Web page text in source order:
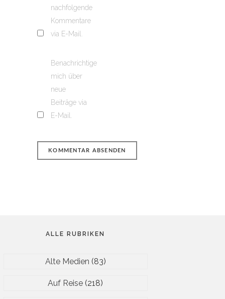
nachfolgende
Kommentare
via E-Mail.
Benachrichtige
mich über
neue
Beiträge via
E-Mail.
ALLE RUBRIKEN
Alte Medien (83)
Auf Reise (218)